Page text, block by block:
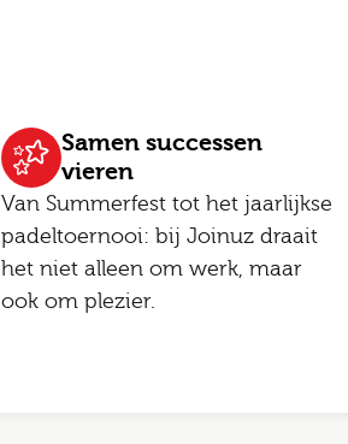
Samen successen
vieren
Van Summerfest tot het jaarlijkse
padeltoernooi: bij Joinuz draait
het niet alleen om werk, maar
ook om plezier.